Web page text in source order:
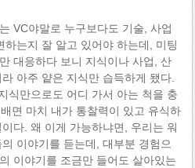
VC야말로 누구보다도 기술, 사업
하는지 잘 알고 있어야 하는데, 미팅
대응하다 보니 지식이나 사업, 산
아주 얕은 지식만 습득하게 됐다.
식만으로도 어디 가서 아는 척을 충
면 마치 내가 통찰력이 있고 유식하
다. 왜 이게 가능하냐면, 우리는 워
이야기를 듣는데, 대부분 경험으
이야기를 조금만 들어도 살아있는